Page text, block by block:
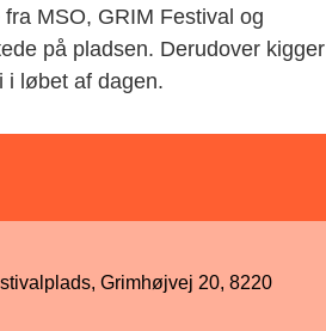
MSO, GRIM Festival og
på pladsen. Derudover kigger
i løbet af dagen.
Grimhøjvej 20, 8220